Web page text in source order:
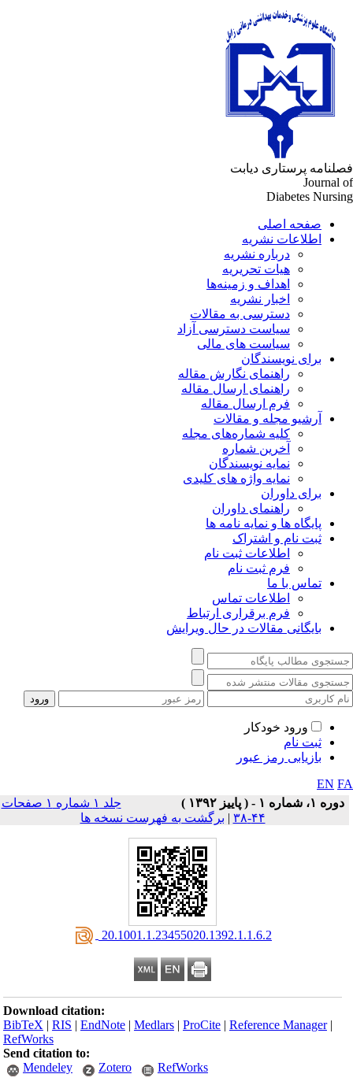
پرستاری دیابت
Journal
Diabetes
صفحه اصلی
اطلاعات نشریه
درباره نشریه
هیات تحریریه
اهداف و زمینه‌ها
اخبار نشریه
دسترسی به مقالات
سیاست دسترسی آزاد
سیاست های مالی
برای نویسندگان
راهنمای نگارش مقاله
راهنمای ارسال مقاله
فرم ارسال مقاله
آرشیو مجله و مقالات
کلیه شماره‌های مجله
آخرین شماره
نمایه نویسندگان
نمایه واژه های کلیدی
برای داوران
راهنمای داوران
پایگاه ها و نمایه نامه ها
ثبت نام و اشتراک
اطلاعات ثبت نام
فرم ثبت نام
تماس با ما
اطلاعات تماس
فرم برقراری ارتباط
بایگانی مقالات در حال ویرایش
ورود خودکار
ثبت نام
بازیابی رمز عبور
EN
دوره ۱، شماره ۱ - ( پاييز ۱۳۹۲ )
جلد ۱ شماره ۱ صفحات
۴۴-۳۸
| برگشت به فهرست نسخه ها
‎ 20.1001.1.23455020.1392.1.1.6.2
Download citation:
BibTeX |RIS |EndNote |Medlars |ProCite |Reference Manager
RefWorks
Send citation to:
Mendeley
Zotero RefWorks